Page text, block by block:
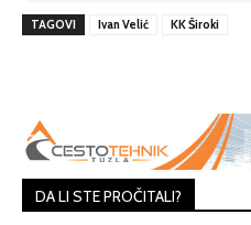
TAGOVI Ivan Velić KK Široki
DA LI STE PROČITALI?